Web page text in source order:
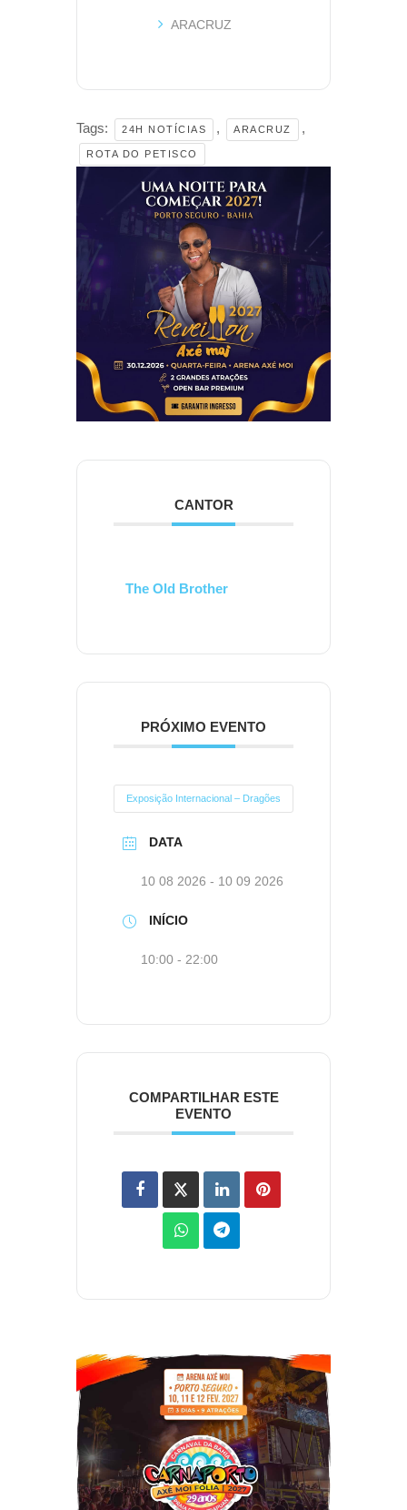
ARACRUZ
Tags: 24H NOTÍCIAS , ARACRUZ ,
ROTA DO PETISCO
CANTOR
The Old Brother
PRÓXIMO EVENTO
Exposição Internacional – Dragões
DATA
10 08 2026 - 10 09 2026
INÍCIO
10:00 - 22:00
COMPARTILHAR ESTE
EVENTO